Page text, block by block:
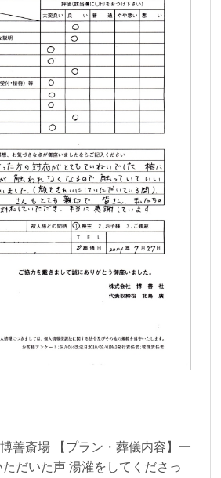
善斎場 【プラン・葬儀内容】一
だいた声 湯灌をしてくださっ